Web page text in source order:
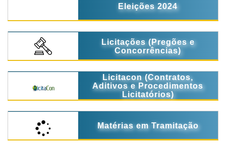
Eleições 2024
Licitações (Pregões e
Concorrências)
Licitacon (Contratos,
Aditivos e Procedimentos
Licitatórios)
Matérias em Tramitação